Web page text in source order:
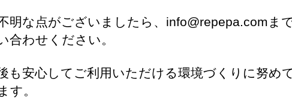
明な点がございましたら、info@repepa.comま
合わせください。
も安心してご利用いただける環境づくりに努め
す。